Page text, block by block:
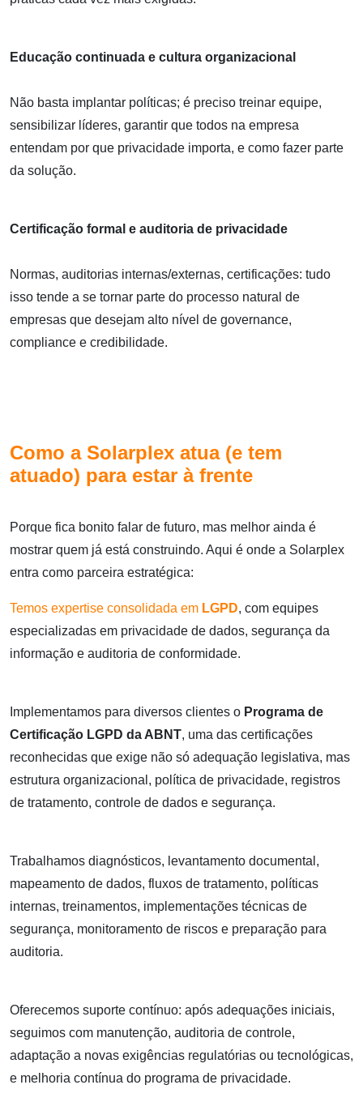
Educação continuada e cultura organizacional
Não basta implantar políticas; é preciso treinar equipe,
sensibilizar líderes, garantir que todos na empresa
entendam por que privacidade importa, e como fazer parte
da solução.
Certificação formal e auditoria de privacidade
Normas, auditorias internas/externas, certificações: tudo
isso tende a se tornar parte do processo natural de
empresas que desejam alto nível de governance,
compliance e credibilidade.
Como a Solarplex atua (e tem
atuado) para estar à frente
Porque fica bonito falar de futuro, mas melhor ainda é
mostrar quem já está construindo. Aqui é onde a Solarplex
entra como parceira estratégica:
Temos expertise consolidada em LGPD, com equipes
especializadas em privacidade de dados, segurança da
informação e auditoria de conformidade.
Implementamos para diversos clientes o Programa de
Certificação LGPD da ABNT, uma das certificações
reconhecidas que exige não só adequação legislativa, mas
estrutura organizacional, política de privacidade, registros
de tratamento, controle de dados e segurança.
Trabalhamos diagnósticos, levantamento documental,
mapeamento de dados, fluxos de tratamento, políticas
internas, treinamentos, implementações técnicas de
segurança, monitoramento de riscos e preparação para
auditoria.
Oferecemos suporte contínuo: após adequações iniciais,
seguimos com manutenção, auditoria de controle,
adaptação a novas exigências regulatórias ou tecnológicas,
e melhoria contínua do programa de privacidade.